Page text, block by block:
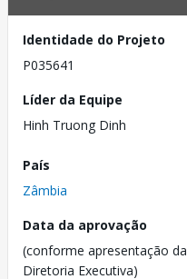
Identidade do Projeto
P035641
Líder da Equipe
Hinh Truong Dinh
País
Zâmbia
Data da aprovação
(conforme apresentação da
Diretoria Executiva)